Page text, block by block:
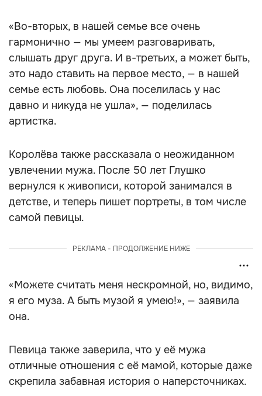
«Во-вторых, в нашей семье все очень
гармонично — мы умеем разговаривать,
слышать друг друга. И в-третьих, а может быть,
это надо ставить на первое место, — в нашей
семье есть любовь. Она поселилась у нас
давно и никуда не ушла», — поделилась
артистка.
Королёва также рассказала о неожиданном
увлечении мужа. После 50 лет Глушко
вернулся к живописи, которой занимался в
детстве, и теперь пишет портреты, в том числе
самой певицы.
РЕКЛАМА - ПРОДОЛЖЕНИЕ НИЖЕ
«Можете считать меня нескромной, но, видимо,
я его муза. А быть музой я умею!», — заявила
она.
Певица также заверила, что у её мужа
отличные отношения с её мамой, которые даже
скрепила забавная история о наперсточниках.